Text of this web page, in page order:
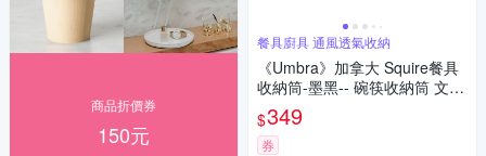
商品折價券
150元
餐具廚具 通風透氣收納
《Umbra》加拿大 Squire餐具
收納筒-墨黑-- 碗筷收納筒 文具
收納筒
$349
券